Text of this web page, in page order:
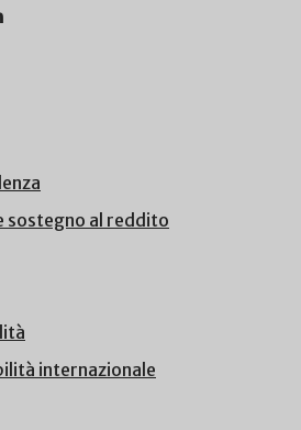
sostegno al reddito
internazionale